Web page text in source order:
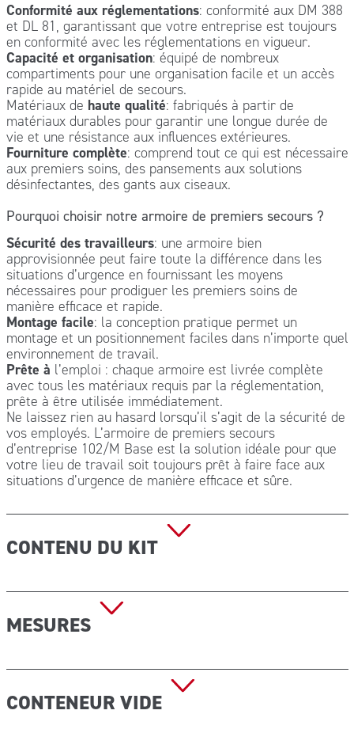
Conformité aux réglementations: conformité aux DM 388
et DL 81, garantissant que votre entreprise est toujours
en conformité avec les réglementations en vigueur.
Capacité et organisation: équipé de nombreux
compartiments pour une organisation facile et un accès
rapide au matériel de secours.
Matériaux de haute qualité: fabriqués à partir de
matériaux durables pour garantir une longue durée de
vie et une résistance aux influences extérieures.
Fourniture complète: comprend tout ce qui est nécessaire
aux premiers soins, des pansements aux solutions
désinfectantes, des gants aux ciseaux.
Pourquoi choisir notre armoire de premiers secours ?
Sécurité des travailleurs: une armoire bien
approvisionnée peut faire toute la différence dans les
situations d’urgence en fournissant les moyens
nécessaires pour prodiguer les premiers soins de
manière efficace et rapide.
Montage facile: la conception pratique permet un
montage et un positionnement faciles dans n’importe quel
environnement de travail.
Prête à l’emploi : chaque armoire est livrée complète
avec tous les matériaux requis par la réglementation,
prête à être utilisée immédiatement.
Ne laissez rien au hasard lorsqu’il s’agit de la sécurité de
vos employés. L’armoire de premiers secours
d’entreprise 102/M Base est la solution idéale pour que
votre lieu de travail soit toujours prêt à faire face aux
situations d’urgence de manière efficace et sûre.
CONTENU DU KIT
1 Copie du décret ministériel 388 du 15.07.03
5 paires de gants stériles
1 Masque avec visière
10 sachets de compresses de gaze stérile cm 10×10
2 sachets de compresses de gaze stérile cm 18×40
2 champs stériles cm 40×60 DIN 13152-BR
MESURES
Dimensions (H x L x P) : 460x300x140 mm Poids : 7,50 kg
CONTENEUR VIDE